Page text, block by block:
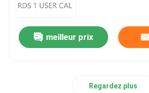
Plus professionnel du bureau 2019
meilleur prix
Regardez plus